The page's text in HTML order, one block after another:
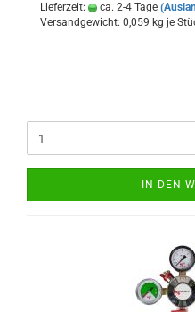
Lieferzeit:
ca. 2-4 Tage
Versandgewicht: 0,059 kg je
IN DEN